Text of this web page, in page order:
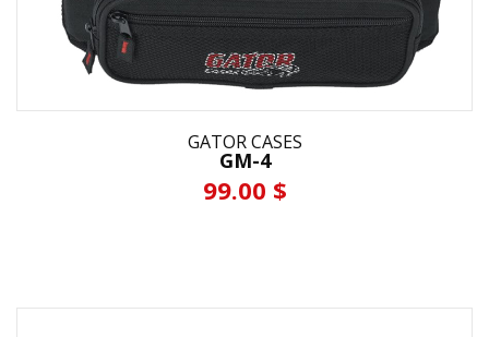
GATOR CASES
GM-4
99.00 $